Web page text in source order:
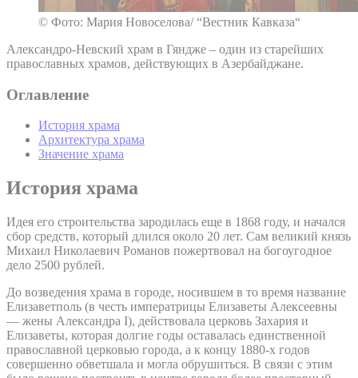
© Фото: Мария Новоселова/ “Вестник Кавказа“
Александро-Невский храм в Гяндже – один из старейших
православных храмов, действующих в Азербайджане.
Оглавление
История храма
Архитектура храма
Значение храма
История храма
Идея его строительства зародилась еще в 1868 году, и начался
сбор средств, который длился около 20 лет. Сам великий князь
Михаил Николаевич Романов пожертвовал на богоугодное
дело 2500 рублей.
До возведения храма в городе, носившем в то время название
Елизаветполь (в честь императрицы Елизаветы Алексеевны
— жены Александра I), действовала церковь Захария и
Елизаветы, которая долгие годы оставалась единственной
православной церковью города, а к концу 1880-х годов
совершенно обветшала и могла обрушиться. В связи с этим